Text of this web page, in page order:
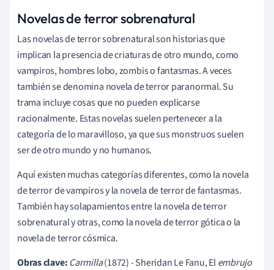
Novelas de terror sobrenatural
Las novelas de terror sobrenatural son historias que
implican la presencia de criaturas de otro mundo, como
vampiros, hombres lobo, zombis o fantasmas. A veces
también se denomina novela de terror paranormal. Su
trama incluye cosas que no pueden explicarse
racionalmente. Estas novelas suelen pertenecer a la
categoría de lo maravilloso, ya que sus monstruos suelen
ser de otro mundo y no humanos.
Aquí existen muchas categorías diferentes, como la novela
de terror de vampiros y la novela de terror de fantasmas.
También hay solapamientos entre la novela de terror
sobrenatural y otras, como la novela de terror gótica o la
novela de terror cósmica.
Obras clave: Carmilla(1872) - Sheridan Le Fanu, Elembrujo